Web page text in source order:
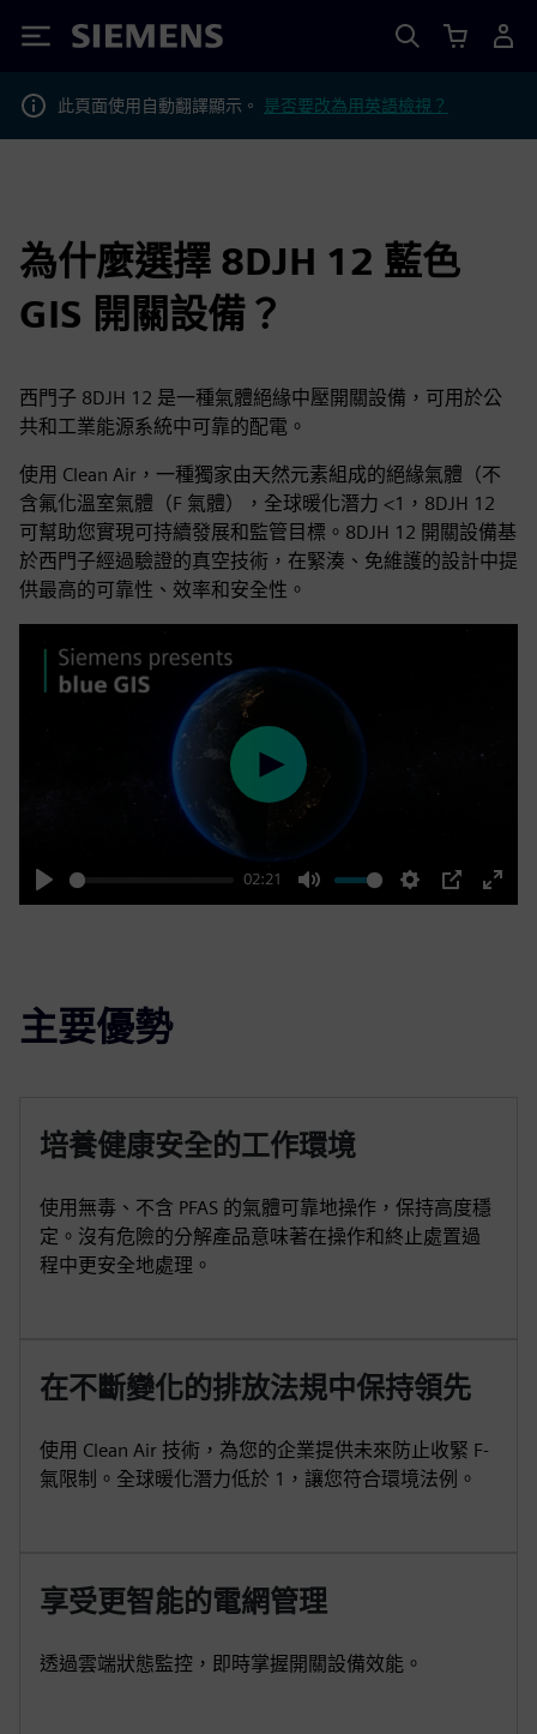
Siemens
此頁面使用自動翻譯顯示。 是否要改為用英語檢視？
為什麼選擇 8DJH 12 藍色
GIS 開關設備？
西門子 8DJH 12 是一種氣體絕緣中壓開關設備，可用於公
共和工業能源系統中可靠的配電。
使用 Clean Air，一種獨家由天然元素組成的絕緣氣體（不
含氟化溫室氣體（F 氣體），全球暖化潛力 <1，8DJH 12
可幫助您實現可持續發展和監管目標。8DJH 12 開關設備基
於西門子經過驗證的真空技術，在緊湊、免維護的設計中提
供最高的可靠性、效率和安全性。
Play
02:21
Mute Settings
PIP
Enter
Play
主要優勢
培養健康安全的工作環境
使用無毒、不含 PFAS 的氣體可靠地操作，保持高度穩
定。沒有危險的分解產品意味著在操作和終止處置過
程中更安全地處理。
在不斷變化的排放法規中保持領先
使用 Clean Air 技術，為您的企業提供未來防止收緊 F-
氣限制。全球暖化潛力低於 1，讓您符合環境法例。
享受更智能的電網管理
透過雲端狀態監控，即時掌握開關設備效能。